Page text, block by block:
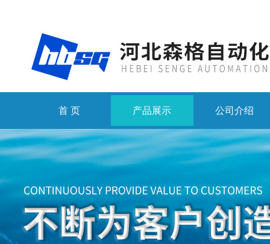
首 页 产品展示 公司介绍